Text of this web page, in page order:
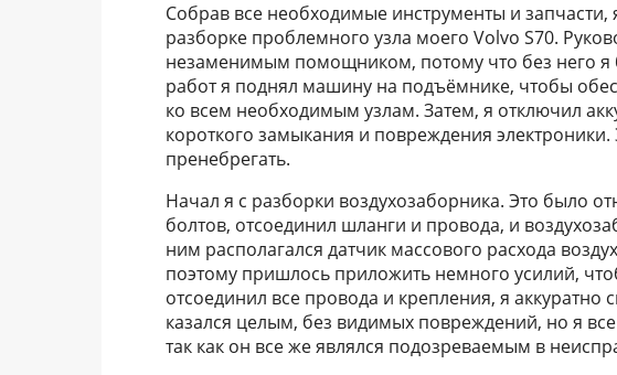
Собрав все необходимые инструменты и
разборке проблемного узла моего Volvo S70.
незаменимым помощником, потому что без него я
работ я поднял машину на подъёмнике, чтобы
ко всем необходимым узлам. Затем, я отключил
короткого замыкания и повреждения
пренебрегать.
Начал я с разборки воздухозаборника. Это было
болтов, отсоединил шланги и провода, и
ним располагался датчик массового расхода
поэтому пришлось приложить немного усилий,
отсоединил все провода и крепления, я
казался целым, без видимых повреждений, но я
так как он все же являлся подозреваемым в